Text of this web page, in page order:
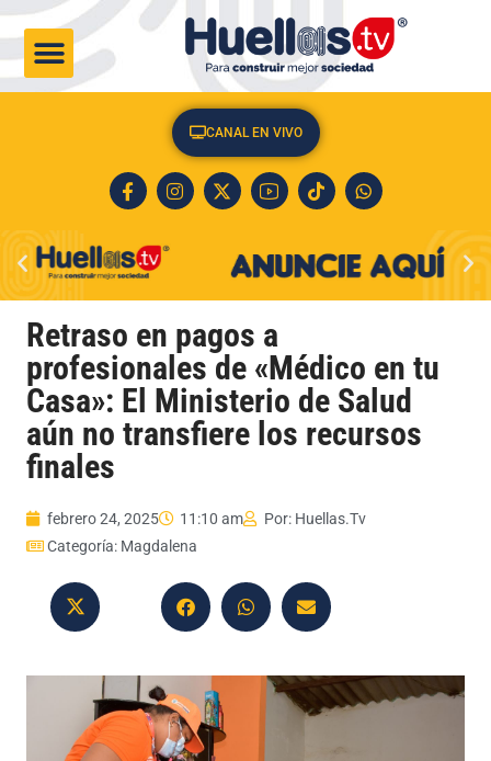
CANAL EN VIVO
Retraso en pagos a
profesionales de «Médico en tu
Casa»: El Ministerio de Salud
aún no transfiere los recursos
finales
febrero 24, 2025 11:10 am Por: Huellas.Tv
Categoría: Magdalena